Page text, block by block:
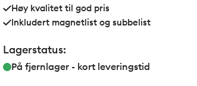
Høy kvalitet til god pris
Inkludert magnetlist og subbelist
Lagerstatus:
På fjernlager - kort leveringstid